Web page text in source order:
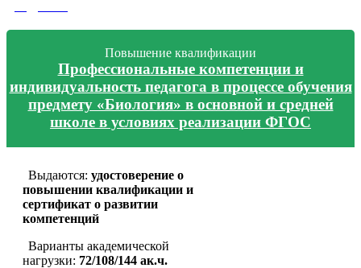
Повышение квалификации
Профессиональные компетенции и
индивидуальность педагога в процессе обучения
предмету «Биология» в основной и средней
школе в условиях реализации ФГОС
Выдаются: удостоверение о
повышении квалификации и
сертификат о развитии
компетенций
Варианты академической
нагрузки: 72/108/144 ак.ч.